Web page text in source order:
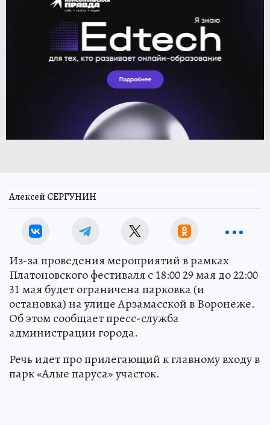
Алексей СЕРГУНИН
Из-за проведения мероприятий в рамках
Платоновского фестиваля с 18:00 29 мая до 22:00
31 мая будет ограничена парковка (и
остановка) на улице Арзамасской в Воронеже.
Об этом сообщает пресс-служба
администрации города.
Речь идет про прилегающий к главному входу в
парк «Алые паруса» участок.